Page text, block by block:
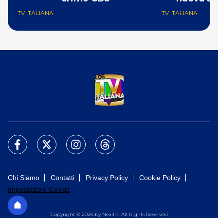
TV ITALIANA TV ITALIANA
Chi Siamo Contatti Privacy Policy
Cookie Policy
Impostazioni Cookie
Copyright © 2026 by Nexilia. All Rights Reserved